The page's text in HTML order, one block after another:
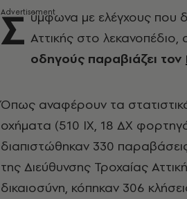
Σ ύμφωνα με ελέγχους που
Αττικής στο λεκανοπέδιο,
οδηγούς παραβιάζει τον
Όπως αναφέρουν τα
οχήματα (510 ΙΧ, 18 ΔΧ
διαπιστώθηκαν 330
της Διεύθυνσης Τροχαίας
δικαιοσύνη, κόπηκαν 306